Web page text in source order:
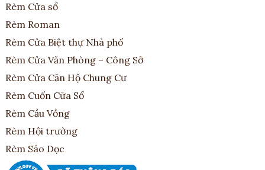
Rèm Cửa sổ
Rèm Roman
Rèm Cửa Biệt thự Nhà phố
Rèm Cửa Văn Phòng – Công Sở
Rèm Cửa Căn Hộ Chung Cư
Rèm Cuốn Cửa Sổ
Rèm Cầu Vồng
Rèm Hội trường
Rèm Sáo Dọc